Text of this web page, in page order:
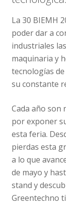
La 30 BIEMH
poder dar a
industriales
maquinaria y
tecnologías
su constante
Cada año son
por exponer
esta feria.
pierdas esta
a lo que
de mayo y
stand y
Greentechno